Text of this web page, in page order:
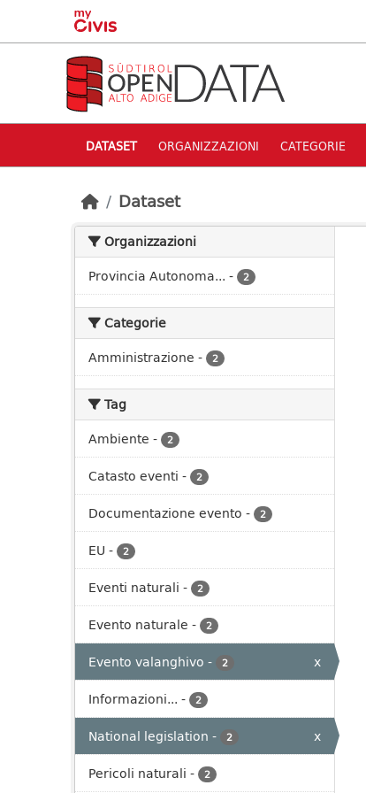
Skip to main content
DATASET ORGANIZZAZIONI CATEGORIE
Dataset
Organizzazioni
Provincia Autonoma... - 2
Categorie
Amministrazione - 2
Tag
Ambiente - 2
Catasto eventi - 2
Documentazione evento - 2
EU - 2
Eventi naturali - 2
Evento naturale - 2
Evento valanghivo - 2
x
Informazioni... - 2
National legislation - 2
x
Pericoli naturali - 2